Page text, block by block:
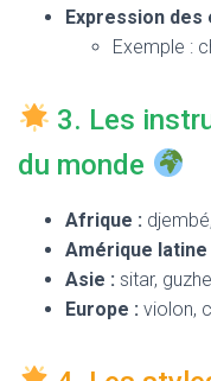
Expression des
Exemple :
3. Les
du monde
Afrique :
Amérique latine
Asie : sitar,
Europe : violon,